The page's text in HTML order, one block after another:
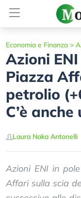
Economia e Finanza >
Azioni
Piazza
petrolio
C’è
Laura Naka Antonelli
Azioni ENI in
Affari sulla scia